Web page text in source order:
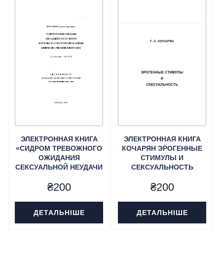
ЭЛЕКТРОННАЯ КНИГА
«СИДРОМ ТРЕВОЖНОГО
ОЖИДАНИЯ
СЕКСУАЛЬНОЙ НЕУДАЧИ
С.
₴200
ДЕТАЛЬНІШЕ
ЭЛЕКТРОННАЯ КНИГА
КОЧАРЯН ЭРОГЕННЫЕ
СТИМУЛЫ И
СЕКСУАЛЬНОСТЬ
₴200
ДЕТАЛЬНІШЕ